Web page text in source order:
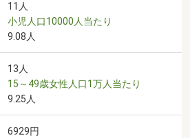
11人
小児人口10000人当たり
9.08人
13人
15～49歳女性人口1万人当たり
9.25人
6929円